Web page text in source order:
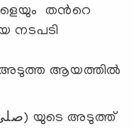
തന്‍റെ
നടപടി
അടുത്ത ആയത്തില്‍